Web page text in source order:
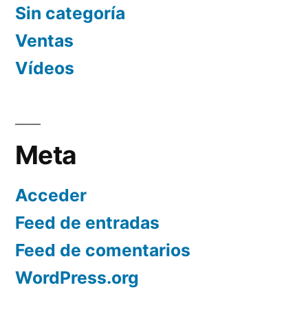
Sin categoría
Ventas
Vídeos
Meta
Acceder
Feed de entradas
Feed de comentarios
WordPress.org